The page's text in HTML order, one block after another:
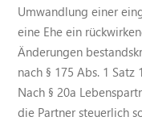
Umwandlung einer
eine Ehe ein
Änderungen
nach § 175 Abs. 1
Nach § 20a
die Partner steuerlich